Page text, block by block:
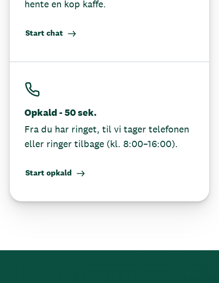
hente en kop kaffe.
Start chat
Opkald - 50 sek.
Fra du har ringet, til vi tager telefonen
eller ringer tilbage (kl. 8:00–16:00).
Start opkald